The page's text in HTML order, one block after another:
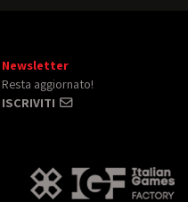
Newsletter
Resta aggiornato!
ISCRIVITI